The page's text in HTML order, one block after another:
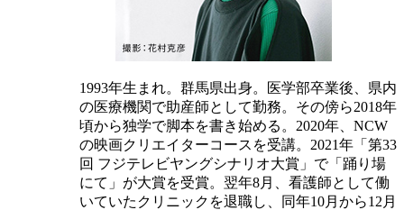
1993年生まれ。群馬県出身。医学部卒業後、県内
の医療機関で助産師として勤務。その傍ら2018年
頃から独学で脚本を書き始める。2020年、NCW
の映画クリエイターコースを受講。2021年「第33
回 フジテレビヤングシナリオ大賞」で「踊り場
にて」が大賞を受賞。翌年8月、看護師として働
いていたクリニックを退職し、同年10月から12月